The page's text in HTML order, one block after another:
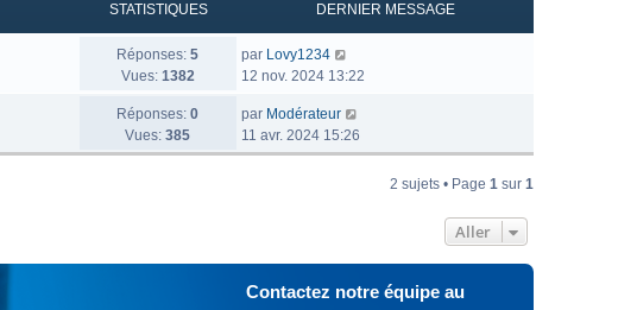
STATISTIQUES DERNIER MESSAGE
Réponses: 5
Vues: 1382
par Lovy1234
12 nov. 2024 13:22
Réponses: 0
Vues: 385
par Modérateur
11 avr. 2024 15:26
2 sujets • Page 1 sur 1
Aller
Contactez notre équipe au